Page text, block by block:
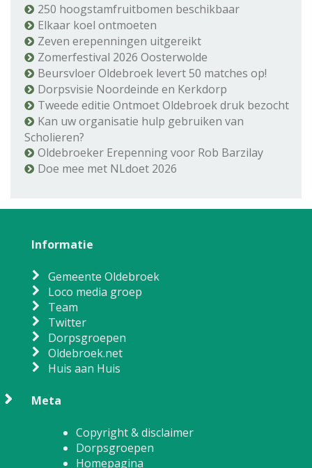
250 hoogstamfruitbomen beschikbaar
Elkaar koel ontmoeten
Zeven erepenningen uitgereikt
Zomerfestival 2026 Oosterwolde
Beursvloer Oldebroek levert 50 matches op!
Dorpsvisie Noordeinde en Kerkdorp
Tweede editie Ontmoet Oldebroek druk bezocht
Kan uw organisatie hulp gebruiken van
Scholieren?
Oldebroeker Erepenning voor Rob Barzilay
Doe mee met NLdoet 2026
Informatie
Gemeente Oldebroek
Loco media groep
Team
Twitter
Dorpsgroepen
Oldebroek.net
Huis aan Huis
Meta
Copyright & disclaimer
Dorpsgroepen
Homepagina